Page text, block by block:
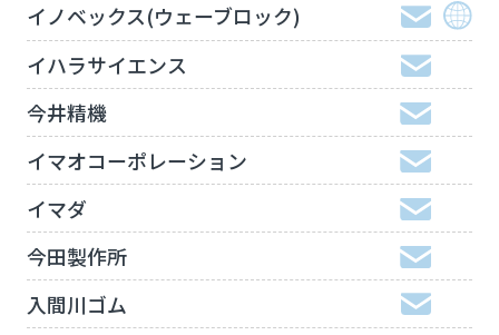
イノベックス(ウェーブロック)
イハラサイエンス
今井精機
イマオコーポレーション
イマダ
今田製作所
入間川ゴム